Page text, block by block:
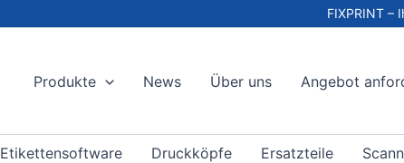
FIXPRINT –
Produkte News Über uns Angebot
Etikettensoftware Druckköpfe Ersatzteile